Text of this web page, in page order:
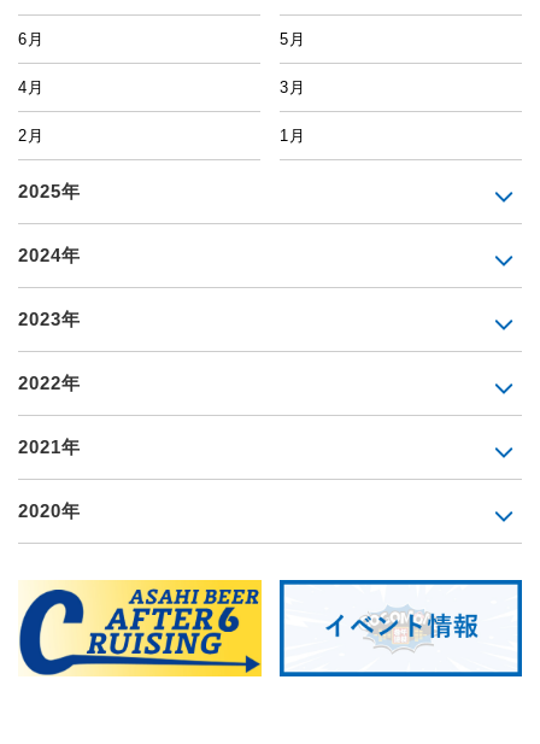
6月 5月
4月 3月
2月 1月
2025年
2024年
2023年
2022年
2021年
2020年